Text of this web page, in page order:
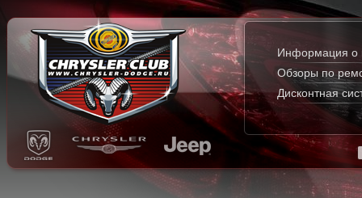
Информация о
Обзоры по
Дисконтная